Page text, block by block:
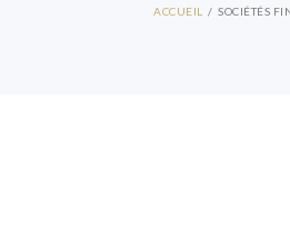
ACCUEIL SOCIÉTÉS